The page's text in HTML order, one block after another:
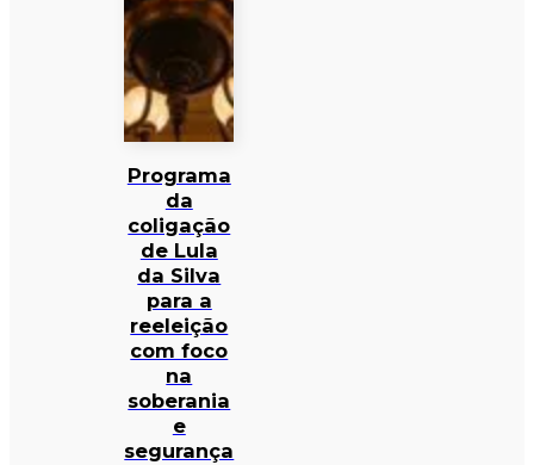
Programa
da
coligação
de Lula
da Silva
para a
reeleição
com foco
na
soberania
e
segurança